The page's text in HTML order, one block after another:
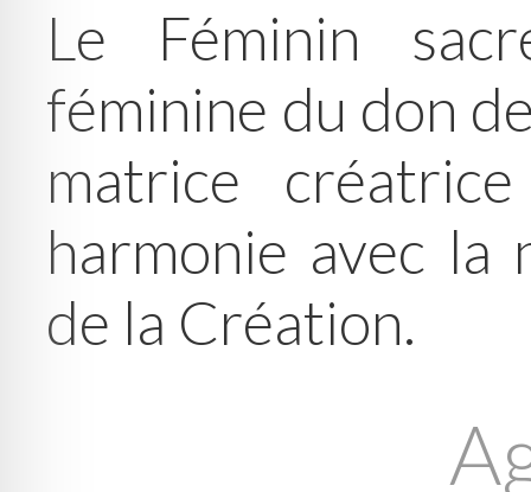
Le Féminin
féminine du don
matrice
harmonie avec
de la Création.